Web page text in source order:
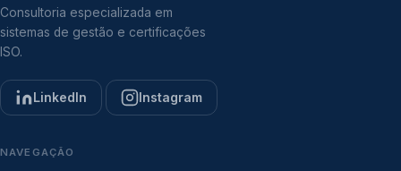
Consultoria especializada em
sistemas de gestão e certificações
ISO.
LinkedIn Instagram
NAVEGAÇÃO